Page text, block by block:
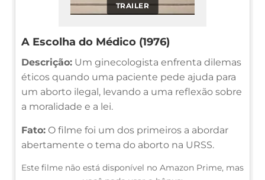
TRAILER
A Escolha do Médico (1976)
Descrição: Um ginecologista enfrenta dilemas
éticos quando uma paciente pede ajuda para
um aborto ilegal, levando a uma reflexão sobre
a moralidade e a lei.
Fato: O filme foi um dos primeiros a abordar
abertamente o tema do aborto na URSS.
Este filme não está disponível no Amazon Prime, mas